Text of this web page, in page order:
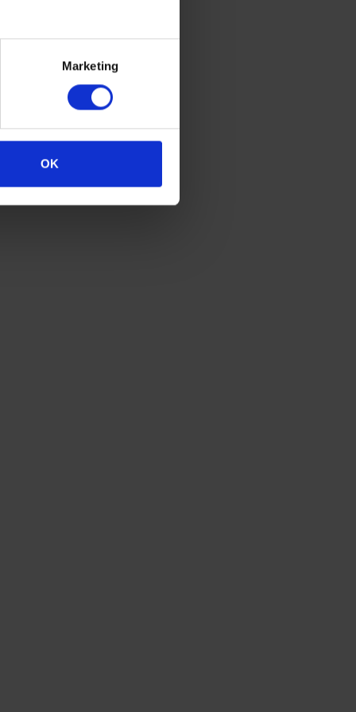
Marketing
OK